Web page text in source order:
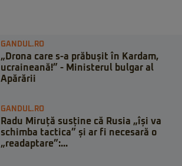
GANDUL.RO
„Drona care s-a prăbușit în Kardam,
ucraineană!” - Ministerul bulgar al
Apărării
GANDUL.RO
Radu Miruță susține că Rusia „își va
schimba tactica” și ar fi necesară o
„readaptare”:...